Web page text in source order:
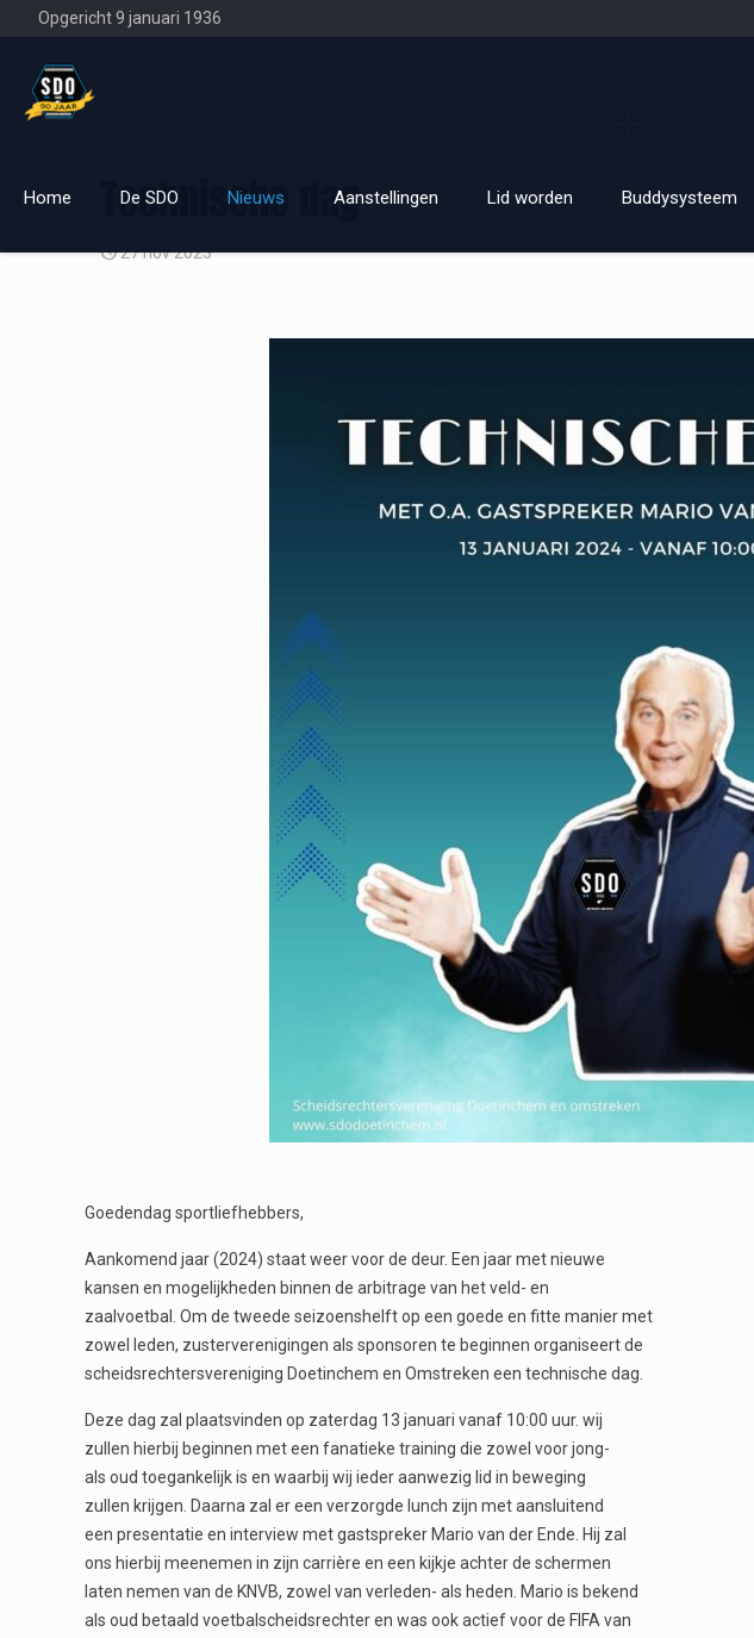
Opgericht 9 januari 1936
Home De SDO Nieuws Aanstellingen Lid worden Buddysysteem
Technische dag
27 nov 2023
Goedendag sportliefhebbers,
Aankomend jaar (2024) staat weer voor de deur. Een jaar met nieuwe
kansen en mogelijkheden binnen de arbitrage van het veld- en
zaalvoetbal. Om de tweede seizoenshelft op een goede en fitte manier met
zowel leden, zusterverenigingen als sponsoren te beginnen organiseert de
scheidsrechtersvereniging Doetinchem en Omstreken een technische dag.
Deze dag zal plaatsvinden op zaterdag 13 januari vanaf 10:00 uur. wij
zullen hierbij beginnen met een fanatieke training die zowel voor jong-
als oud toegankelijk is en waarbij wij ieder aanwezig lid in beweging
zullen krijgen. Daarna zal er een verzorgde lunch zijn met aansluitend
een presentatie en interview met gastspreker Mario van der Ende. Hij zal
ons hierbij meenemen in zijn carrière en een kijkje achter de schermen
laten nemen van de KNVB, zowel van verleden- als heden. Mario is bekend
als oud betaald voetbalscheidsrechter en was ook actief voor de FIFA van